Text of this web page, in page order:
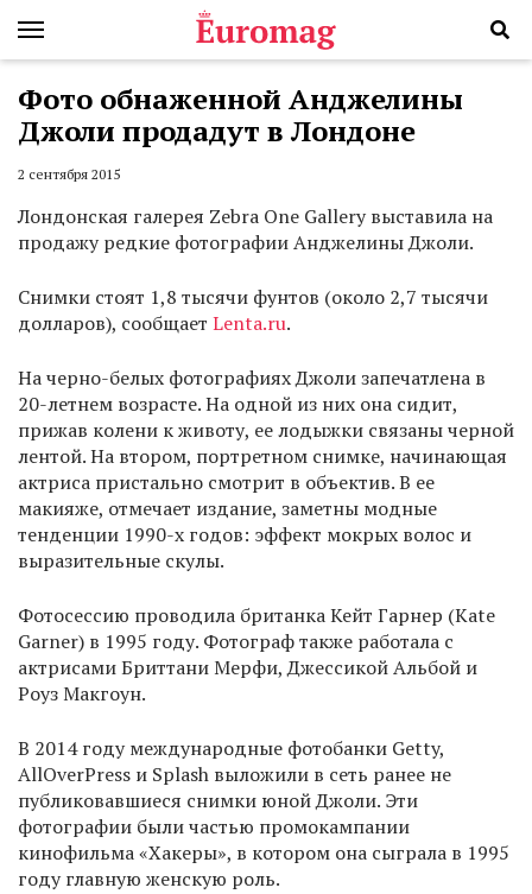
Фото обнаженной Анджелины
Джоли продадут в Лондоне
2 сентября 2015
Лондонская галерея Zebra One Gallery выставила на
продажу редкие фотографии Анджелины Джоли.
Снимки стоят 1,8 тысячи фунтов (около 2,7 тысячи
долларов), сообщает Lenta.ru.
На черно-белых фотографиях Джоли запечатлена в
20-летнем возрасте. На одной из них она сидит,
прижав колени к животу, ее лодыжки связаны черной
лентой. На втором, портретном снимке, начинающая
актриса пристально смотрит в объектив. В ее
макияже, отмечает издание, заметны модные
тенденции 1990-х годов: эффект мокрых волос и
выразительные скулы.
Фотосессию проводила британка Кейт Гарнер (Kate
Garner) в 1995 году. Фотограф также работала с
актрисами Бриттани Мерфи, Джессикой Альбой и
Роуз Макгоун.
В 2014 году международные фотобанки Getty,
AllOverPress и Splash выложили в сеть ранее не
публиковавшиеся снимки юной Джоли. Эти
фотографии были частью промокампании
кинофильма «Хакеры», в котором она сыграла в 1995
году главную женскую роль.